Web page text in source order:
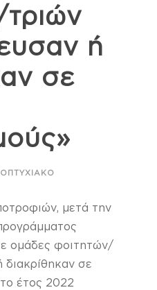
ή
σε
μετά την
ομάδες φοιτητών/
σε
το έτος 2022